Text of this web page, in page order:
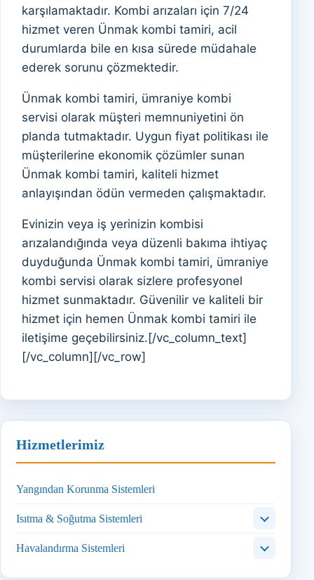
Hizmetlerimiz
Yangından Korunma Sistemleri
Isıtma & Soğutma Sistemleri
Havalandırma Sistemleri
karşılamaktadır. Kombi arızaları için 7/24
hizmet veren Ünmak kombi tamiri, acil
durumlarda bile en kısa sürede müdahale
ederek sorunu çözmektedir.
Ünmak kombi tamiri, ümraniye kombi
servisi olarak müşteri memnuniyetini ön
planda tutmaktadır. Uygun fiyat politikası ile
müşterilerine ekonomik çözümler sunan
Ünmak kombi tamiri, kaliteli hizmet
anlayışından ödün vermeden çalışmaktadır.
Evinizin veya iş yerinizin kombisi
arızalandığında veya düzenli bakıma ihtiyaç
duyduğunda Ünmak kombi tamiri, ümraniye
kombi servisi olarak sizlere profesyonel
hizmet sunmaktadır. Güvenilir ve kaliteli bir
hizmet için hemen Ünmak kombi tamiri ile
iletişime geçebilirsiniz.[/vc_column_text]
[/vc_column][/vc_row]